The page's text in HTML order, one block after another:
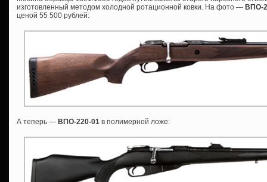
изготовленный методом холодной ротационной ковки. На фото — ВПО-
ценой 55 500 рублей:
А теперь — ВПО-220-01 в полимерной ложе: